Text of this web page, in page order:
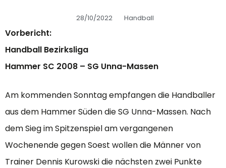
28/10/2022 Handball
Vorbericht:
Handball Bezirksliga
Hammer SC 2008 – SG Unna-Massen
Am kommenden Sonntag empfangen die Handballer
aus dem Hammer Süden die SG Unna-Massen. Nach
dem Sieg im Spitzenspiel am vergangenen
Wochenende gegen Soest wollen die Männer von
Trainer Dennis Kurowski die nächsten zwei Punkte